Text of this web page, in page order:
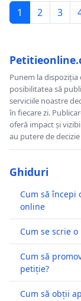
1 2 3
Punem la
posibilitatea să
serviciile noastre
în fiecare zi.
oferă impact și
au putere de decizie
Ghiduri
Cum să începi
online
Cum se scrie
Cum să
petiție?
Cum să obții